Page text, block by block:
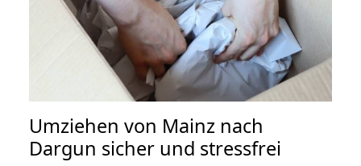
Umziehen von Mainz nach
Dargun sicher und stressfrei